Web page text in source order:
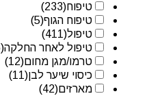
טיפוח(233)
טיפוח הגוף(5)
טיפול(411)
טיפול לאחר החלקה(26)
טרמו/מגן מחום(12)
כיסוי שיער לבן(11)
מארזים(42)